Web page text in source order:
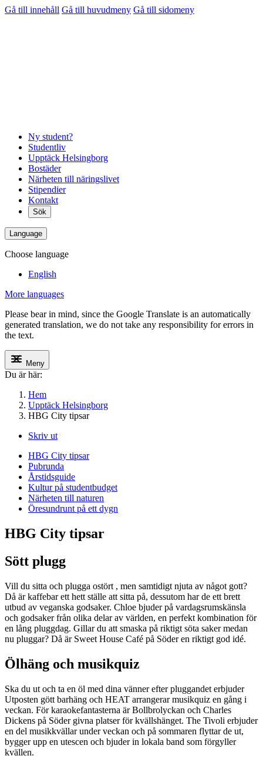
Gå till innehåll Gå till huvudmeny Gå till sidomeny
Ny student?
Studentliv
Upptäck Helsingborg
Bostäder
Närheten till näringslivet
Stipendier
Kontakt
Sök
Language
Choose language
English
More languages
Please bear in mind, since the Google Translate is an automatically
generated translation, we do not take any responsibility for errors in
the text.
Meny
Du är här:
Hem
Upptäck Helsingborg
HBG City tipsar
Skriv ut
HBG City tipsar
Pubrunda
Årstidsguide
Kultur på studentbudget
Närheten till naturen
Öresundrunt på ett dygn
HBG City tipsar
Sött plugg
Vill du sitta och plugga ostört , men samtidigt njuta av något gott?
Då är kaffebar ett hett ställe att sitta på, dessutom har de ett brett
utbud av veganska godsaker. Chloe bjuder på vardagsrumskänsla
och godsaker från olika delar av världen, en perfekt kombination för
en lång pluggdag. Gillar du att smaska på riktigt söta saker medan
nu pluggar? Då är Sweet House Café på Söder en riktigt god idé.
Ölhäng och musikquiz
Ska du ut och ta en öl med dina vänner efter pluggandet erbjuder
Utposten gött barhäng och HEAT arrangerar musikquiz en gång i
veckan. För karaokefantasterna är Bollbrolyckan och Charles
Dickens på Söder givna platser för kvällshänget. The Tivoli erbjuder
en del musikkvällar under veckan och på sommaren flyttar de ut,
bygger upp en utescen och bjuder in lokala band som förgyller
kvällen.